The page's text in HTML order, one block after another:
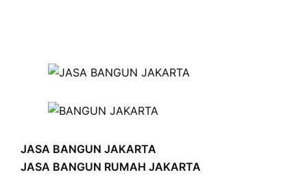
JASA BANGUN JAKARTA
JASA BANGUN RUMAH JAKARTA